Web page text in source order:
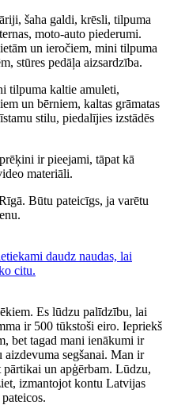
šaha galdi, krēsli, tilpuma
moto-auto piederumi.
un ieročiem, mini tilpuma
stūres pedāļa aizsardzība.
tilpuma kaltie amuleti,
un bērniem, kaltas grāmatas
stilu, piedalījies izstādēs
ir pieejami, tāpat kā
materiāli.
Būtu pateicīgs, ja varētu
daudz naudas, lai
citu.
Es lūdzu palīdzību, lai
ir 500 tūkstoši eiro. Iepriekš
bet tagad mani ienākumi ir
segšanai. Man ir
pārtikai un apģērbam. Lūdzu,
izmantojot kontu Latvijas